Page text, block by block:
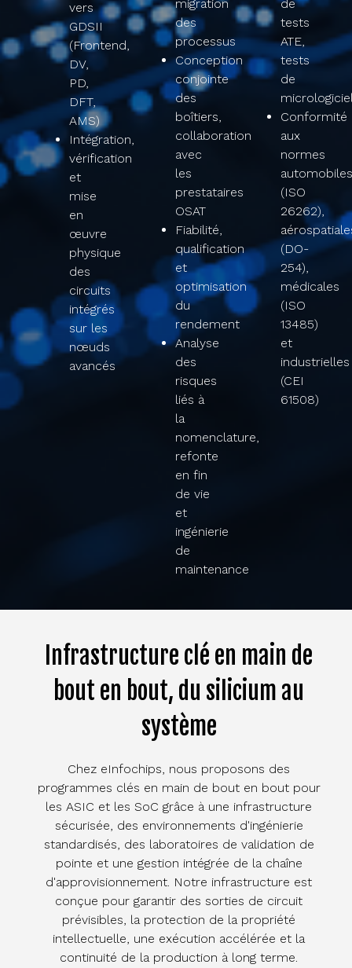
vers
GDSII
(Frontend,
DV,
PD,
DFT,
AMS)​
Intégration,
vérification
et
mise
en
œuvre
physique
des
circuits
intégrés
sur les
nœuds
avancés​
migration
des
processus​
Conception
conjointe
des
boîtiers,
collaboration
avec
les
prestataires
OSAT​
Fiabilité,
qualification
et
optimisation
du
rendement​
Analyse
des
risques
liés à
la
nomenclature,
refonte
en fin
de vie
et
ingénierie
de
maintenance​
de
tests
ATE,
tests
de
Conformité
aux
normes
(ISO
26262),
(DO-
254),
médicales
(ISO
13485)
et
industrielles
(CEI
61508)​
Infrastructure clé en main de
bout en bout, du silicium au
système
Chez eInfochips, nous proposons des
programmes clés en main de bout en bout pour
les ASIC et les SoC grâce à une infrastructure
sécurisée, des environnements d'ingénierie
standardisés, des laboratoires de validation de
pointe et une gestion intégrée de la chaîne
d'approvisionnement. Notre infrastructure est
conçue pour garantir des sorties de circuit
prévisibles, la protection de la propriété
intellectuelle, une exécution accélérée et la
continuité de la production à long terme.